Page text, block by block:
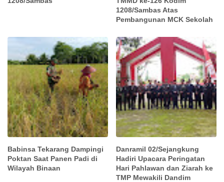
1208/Sambas Atas
Pembangunan MCK Sekolah
Babinsa Tekarang Dampingi
Poktan Saat Panen Padi di
Wilayah Binaan
Danramil 02/Sejangkung
Hadiri Upacara Peringatan
Hari Pahlawan dan Ziarah ke
TMP Mewakili Dandim